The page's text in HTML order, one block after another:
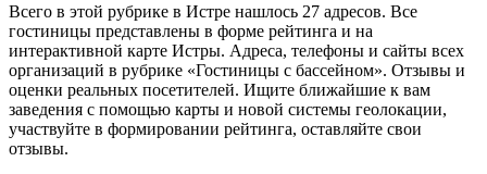
Всего в этой рубрике в Истре нашлось 27 адресов. Все
гостиницы представлены в форме рейтинга и на
интерактивной карте Истры. Адреса, телефоны и сайты всех
организаций в рубрике «Гостиницы с бассейном». Отзывы и
оценки реальных посетителей. Ищите ближайшие к вам
заведения с помощью карты и новой системы геолокации,
участвуйте в формировании рейтинга, оставляйте свои
отзывы.